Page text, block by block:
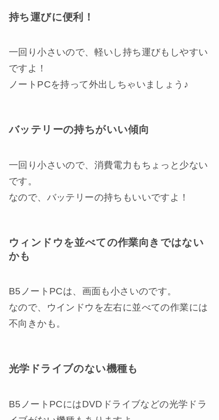
持ち運びに便利！
一回り小さいので、軽いし持ち運びもしやすい
ですよ！
ノートPCを持って外出しちゃいましょう♪
バッテリーの持ちがいい傾向
一回り小さいので、消費電力もちょっと少ない
です。
なので、バッテリーの持ちもいいですよ！
ウィンドウを並べての作業向きではない
かも
B5ノートPCは、画面も小さいのです。
なので、ウインドウを左右に並べての作業には
不向きかも。
光学ドライブのない機種も
B5ノートPCにはDVDドライブなどの光学ドラ